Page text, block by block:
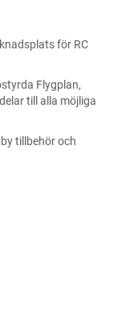
för RC
Flygplan,
till alla möjliga
tillbehör och